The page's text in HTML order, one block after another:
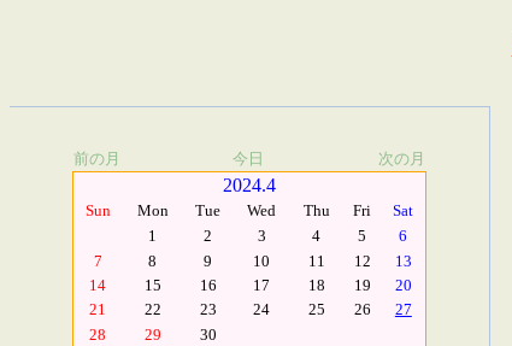
前の月 今日 次の月
2024.4
Sun Mon Tue Wed Thu Fri
Sat
1
2 3 4 5
6
7
8 9 10 11 12
13
14
15 16 17 18 19
20
21
22 23 24 25 26
27
28
29 30